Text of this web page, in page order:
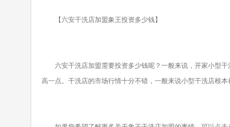
【六安干洗店加盟象王投资多少钱】
六安干洗店加盟需要投资多少钱呢？一般来说，开家小型干
高一点。干洗店的市场行情十分不错，一般来说小型干洗店根